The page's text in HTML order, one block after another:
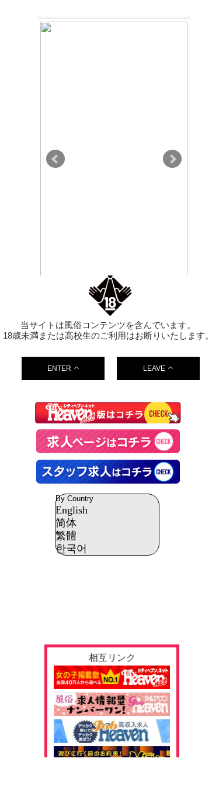
相互リンク
当サイトは風俗コンテンツを含んでいます。
18歳未満または高校生のご利用はお断りいたします。
ENTER LEAVE
By Country
English
简体
繁體
한국어